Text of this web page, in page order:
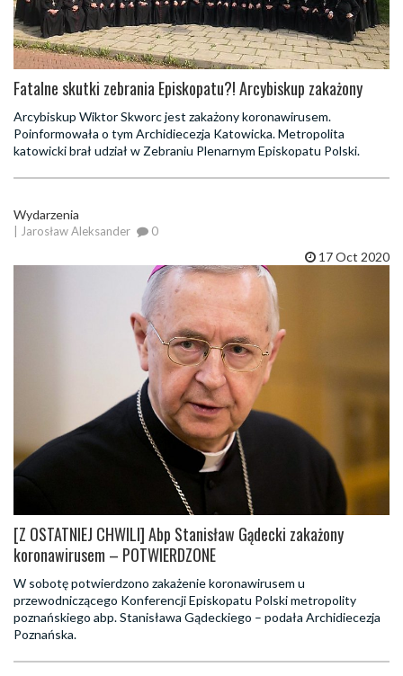
Fatalne skutki zebrania Episkopatu?! Arcybiskup zakażony
Arcybiskup Wiktor Skworc jest zakażony koronawirusem.
Poinformowała o tym Archidiecezja Katowicka. Metropolita
katowicki brał udział w Zebraniu Plenarnym Episkopatu Polski.
Wydarzenia
| Jarosław Aleksander 0
17 Oct 2020
[Z OSTATNIEJ CHWILI] Abp Stanisław Gądecki zakażony
koronawirusem – POTWIERDZONE
W sobotę potwierdzono zakażenie koronawirusem u
przewodniczącego Konferencji Episkopatu Polski metropolity
poznańskiego abp. Stanisława Gądeckiego – podała Archidiecezja
Poznańska.